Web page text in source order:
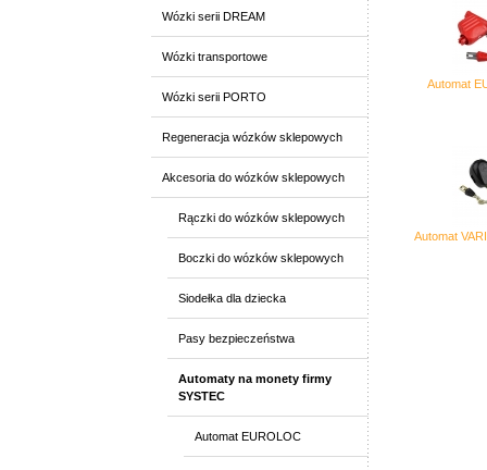
Wózki serii DREAM
Wózki transportowe
Wózki serii PORTO
Regeneracja wózków sklepowych
Akcesoria do wózków sklepowych
Rączki do wózków sklepowych
Boczki do wózków sklepowych
Siodełka dla dziecka
Pasy bezpieczeństwa
Automaty na monety firmy
SYSTEC
Automat EUROLOC
Automat
Automat